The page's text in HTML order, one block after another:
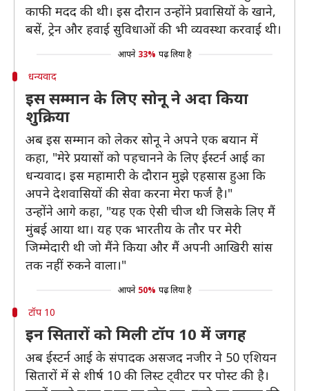
काफी मदद की थी। इस दौरान उन्होंने प्रवासियों के खाने,
बसें, ट्रेन और हवाई सुविधाओं की भी व्यवस्था करवाई थी।
आपने 33% पढ़ लिया है
धन्यवाद
इस सम्मान के लिए सोनू ने अदा किया
शुक्रिया
अब इस सम्मान को लेकर सोनू ने अपने एक बयान में
कहा, "मेरे प्रयासों को पहचानने के लिए ईस्टर्न आई का
धन्यवाद। इस महामारी के दौरान मुझे एहसास हुआ कि
अपने देशवासियों की सेवा करना मेरा फर्ज है।"
उन्होंने आगे कहा, "यह एक ऐसी चीज थी जिसके लिए मैं
मुंबई आया था। यह एक भारतीय के तौर पर मेरी
जिम्मेदारी थी जो मैंने किया और मैं अपनी आखिरी सांस
तक नहीं रुकने वाला।"
आपने 50% पढ़ लिया है
टॉप 10
इन सितारों को मिली टॉप 10 में जगह
अब ईस्टर्न आई के संपादक असजद नजीर ने 50 एशियन
सितारों में से शीर्ष 10 की लिस्ट ट्वीटर पर पोस्ट की है।